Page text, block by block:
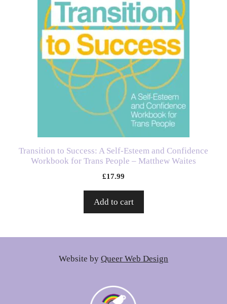
Transition to Success: A Self-Esteem and Confidence
Workbook for Trans People – Matthew Waites
£17.99
Add to cart
Website by Queer Web Design